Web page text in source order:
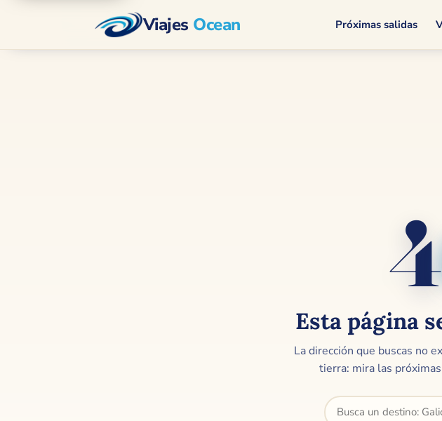
Viajes Ocean Próximas salidas
Esta página
La dirección que buscas no
tierra: mira las